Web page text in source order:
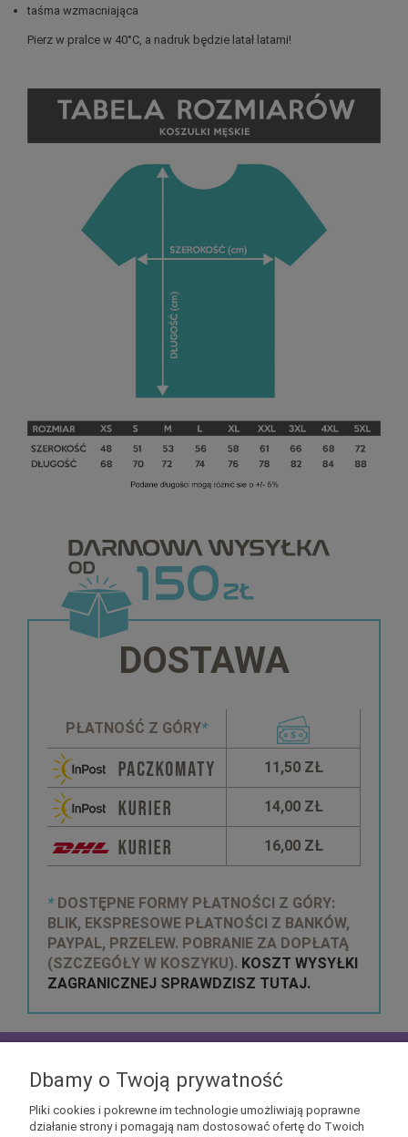
taśma wzmacniająca
Pierz w pralce w 40°C, a nadruk będzie latał latami!
DOSTAWA
PŁATNOŚĆ Z GÓRY*
11,50 ZŁ
14,00 ZŁ
16,00 ZŁ
* DOSTĘPNE FORMY PŁATNOŚCI Z GÓRY:
BLIK, EKSPRESOWE PŁATNOŚCI Z BANKÓW,
PAYPAL, PRZELEW. POBRANIE ZA DOPŁATĄ
(SZCZEGÓŁY W KOSZYKU). KOSZT WYSYŁKI
ZAGRANICZNEJ SPRAWDZISZ TUTAJ.
otrzymać kupony rabatowe na geekowe itemy
Dbamy o Twoją prywatność
Pliki cookies i pokrewne im technologie umożliwiają poprawne
działanie strony i pomagają nam dostosować ofertę do Twoich